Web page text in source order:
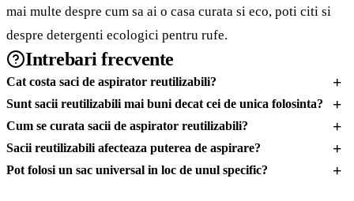
mai multe despre cum sa ai o casa curata si eco, poti citi si
despre detergenti ecologici pentru rufe.
Intrebari frecvente
Cat costa saci de aspirator reutilizabili? +
Sunt sacii reutilizabili mai buni decat cei de unica folosinta? +
Cum se curata sacii de aspirator reutilizabili? +
Sacii reutilizabili afecteaza puterea de aspirare? +
Pot folosi un sac universal in loc de unul specific? +